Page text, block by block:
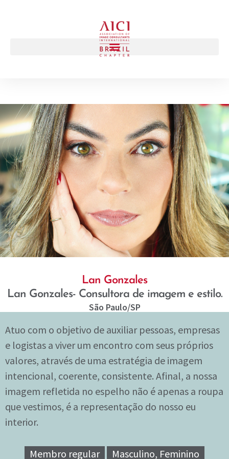
Lan Gonzales
Lan Gonzales- Consultora de imagem e estilo.
São Paulo/SP
Atuo com o objetivo de auxiliar pessoas, empresas
e logistas a viver um encontro com seus próprios
valores, através de uma estratégia de imagem
intencional, coerente, consistente. Afinal, a nossa
imagem refletida no espelho não é apenas a roupa
que vestimos, é a representação do nosso eu
interior.
Membro regular Masculino, Feminino